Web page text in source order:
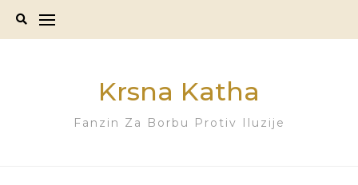
Krsna Katha
Fanzin Za Borbu Protiv Iluzije